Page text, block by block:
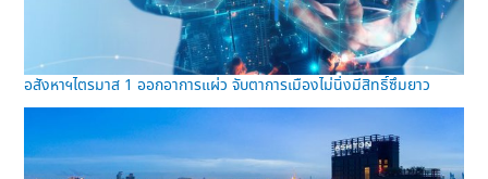
อสังหาฯไตรมาส 1 ออกอาการแผ่ว จับตาการเมืองไม่นิ่งมีสิทธิ์ซึมยาว